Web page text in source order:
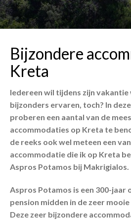
Bijzondere
Kreta
Iedereen wil tijdens zijn vakantie
bijzonders ervaren, toch? In
proberen een aantal van de
accommodaties op Kreta te
de reeks ook wel meteen een
accommodatie die ik op Kreta
Aspros Potamos bij Makrigialos.
Aspros Potamos is een 300-jaar
pension midden in de zeer
Deze zeer bijzondere